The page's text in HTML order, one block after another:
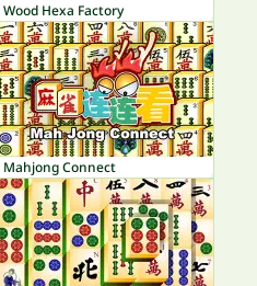
Wood Hexa Factory
Mahjong Connect